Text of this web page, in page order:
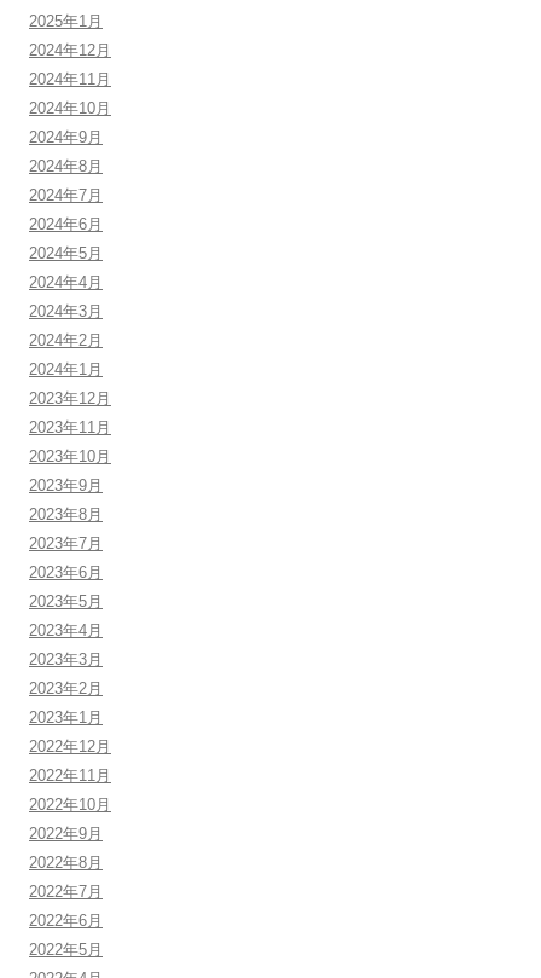
2025年1月
2024年12月
2024年11月
2024年10月
2024年9月
2024年8月
2024年7月
2024年6月
2024年5月
2024年4月
2024年3月
2024年2月
2024年1月
2023年12月
2023年11月
2023年10月
2023年9月
2023年8月
2023年7月
2023年6月
2023年5月
2023年4月
2023年3月
2023年2月
2023年1月
2022年12月
2022年11月
2022年10月
2022年9月
2022年8月
2022年7月
2022年6月
2022年5月